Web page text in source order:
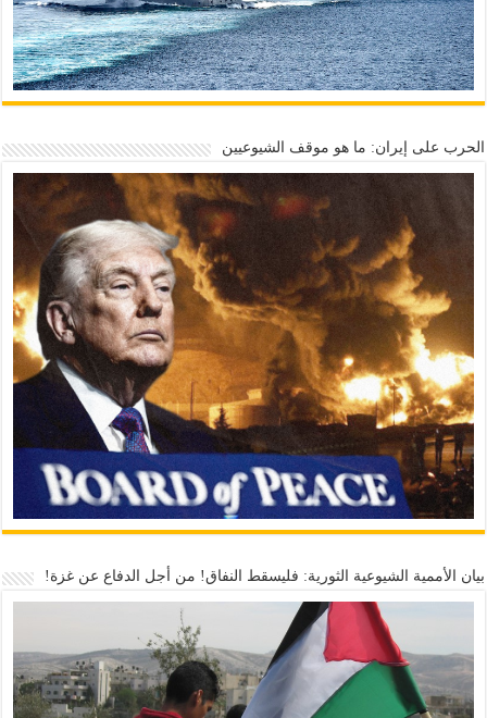
الحرب على إيران: ما هو موقف الشيوعيين
بيان الأممية الشيوعية الثورية: فليسقط النفاق! من أجل الدفاع عن غزة!